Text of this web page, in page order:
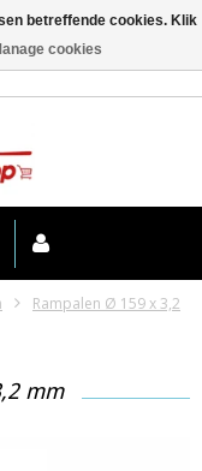
Rampalen Ø 159 x 3,2
mm
betreffende cookies. Klik
cookies